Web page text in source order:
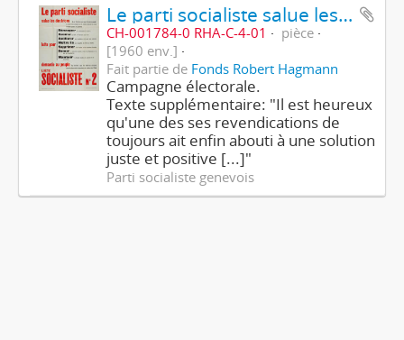
Le parti socialiste salue les électrices - Liste socialiste N° 2
CH-001784-0 RHA-C-4-01
pièce
[1960 env.]
Fait partie de Fonds Robert Hagmann
Campagne électorale.
Texte supplémentaire: "Il est heureux
qu'une des ses revendications de
toujours ait enfin abouti à une solution
juste et positive [...]"
Parti socialiste genevois